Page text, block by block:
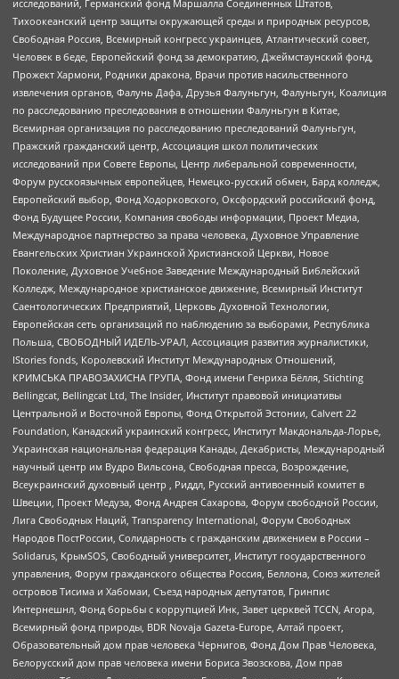
исследований, Германский фонд Маршалла Соединенных Штатов,
Тихоокеанский центр защиты окружающей среды и природных ресурсов,
Свободная Россия, Всемирный конгресс украинцев, Атлантический совет,
Человек в беде, Европейский фонд за демократию, Джеймстаунский фонд,
Прожект Хармони, Родники дракона, Врачи против насильственного
извлечения органов, Фалунь Дафа, Друзья Фалуньгун, Фалуньгун, Коалиция
по расследованию преследования в отношении Фалуньгун в Китае,
Всемирная организация по расследованию преследований Фалуньгун,
Пражский гражданский центр, Ассоциация школ политических
исследований при Совете Европы, Центр либеральной современности,
Форум русскоязычных европейцев, Немецко-русский обмен, Бард колледж,
Европейский выбор, Фонд Ходорковского, Оксфордский российский фонд,
Фонд Будущее России, Компания свободы информации, Проект Медиа,
Международное партнерство за права человека, Духовное Управление
Евангельских Христиан Украинской Христианской Церкви, Новое
Поколение, Духовное Учебное Заведение Международный Библейский
Колледж, Международное христианское движение, Всемирный Институт
Саентологических Предприятий, Церковь Духовной Технологии,
Европейская сеть организаций по наблюдению за выборами, Республика
Польша, СВОБОДНЫЙ ИДЕЛЬ-УРАЛ, Ассоциация развития журналистики,
IStories fonds, Королевский Институт Международных Отношений,
КРИМСЬКА ПРАВОЗАХИСНА ГРУПА, Фонд имени Генриха Бёлля, Stichting
Bellingcat, Bellingcat Ltd, The Insider, Институт правовой инициативы
Центральной и Восточной Европы, Фонд Открытой Эстонии, Calvert 22
Foundation, Канадский украинский конгресс, Институт Макдональда-Лорье,
Украинская национальная федерация Канады, Декабристы, Международный
научный центр им Вудро Вильсона, Свободная пресса, Возрождение,
Всеукраинский духовный центр , Риддл, Русский антивоенный комитет в
Швеции, Проект Медуза, Фонд Андрея Сахарова, Форум свободной России,
Лига Свободных Наций, Transparеncy International, Форум Свободных
Народов ПостРоссии, Солидарность с гражданским движением в России –
Solidarus, КрымSOS, Свободный университет, Институт государственного
управления, Форум гражданского общества Россия, Беллона, Союз жителей
островов Тисима и Хабомаи, Съезд народных депутатов, Гринпис
Интернешнл, Фонд борьбы с коррупцией Инк, Завет церквей TCCN, Агора,
Всемирный фонд природы, BDR Novaja Gazeta-Europe, Алтай проект,
Образовательный дом прав человека Чернигов, Фонд Дом Прав Человека,
Белорусский дом прав человека имени Бориса Звозскова, Дом прав